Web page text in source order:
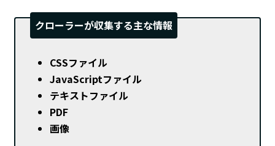
クローラーが収集する主な情報
CSSファイル
JavaScriptファイル
テキストファイル
PDF
画像